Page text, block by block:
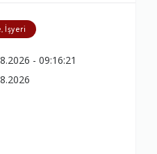
İşyeri
- 09:16:21